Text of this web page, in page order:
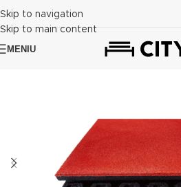
Skip to navigation
Skip to main content
MENIU